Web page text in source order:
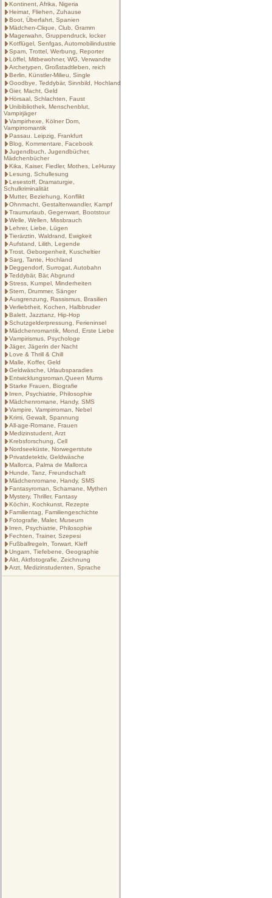
Kontinent, Afrika, Nigeria
Heimat, Fliehen, Zuhause
Boot, Überfahrt, Spanien
Mädchen-Clique, Club, Gramm
Magerwahn, Gruppendruck, locker
Kotflügel, Senfgas, Automobilindustrie
Spam, Trottel, Werbung, Reporter
Löffel, Mitbewohner, WG, Verwandte
Archetypen, Großstadtleben, reich
Berlin, Künstler-Milieu, Single
Goodbye, Teddybär, Sinnbild, Hochland
Gier, Macht, Geld
Hörsaal, Schlachten, Faust
Unibibliothek, Menschenblut,
Vampirjäger
Vampirhexe, Kölner Dom,
Vampirromantik
Passau. Leipzig, Frankfurt
Blog, Kommentare, Facebook
Jugendbuch, Jugendbücher,
Mädchenbücher
Kika, Kaiser, Fiedler, Mothes, LeHuray
Lesung, Schullesung
Lesestoff, Dramaturgie,
Schulkriminalität
Mutter, Beziehung, Konflikt
Ohnmacht, Gestaltenwandler, Kampf
Traumurlaub, Gegenwart, Bootstour
Welle, Wellen, Missbrauch
Lehrer, Liebe, Lügen
Tierärztin, Waldrand, Ewigkeit
Aufstand, Lilith, Legende
Trost, Geborgenheit, Kuscheltier
Sarg, Tante, Hochland
Deggendorf, Surrogat, Autobahn
Teddybär, Bär, Abgrund
Stress, Kumpel, Minderheiten
Stern, Drummer, Sänger
Ausgrenzung, Rassismus, Brasilien
Verliebtheit, Kochen, Halbbruder
Balett, Jazztanz, Hip-Hop
Schutzgelderpressung, Ferieninsel
Mädchenromantik, Mond, Erste Liebe
Vampirismus, Psychologe
Jäger, Jägerin der Nacht
Love & Thrill & Chill
Malle, Koffer, Geld
Geldwäsche, Urlaubsparadies
Entwicklungsroman,Queen Mums
Starke Frauen, Biografie
Irren, Psychiatrie, Philosophie
Mädchenromane, Handy, SMS
Vampire, Vampirroman, Nebel
Krimi, Gewalt, Spannung
All-age-Romane, Frauen
Medizinstudent, Arzt
Krebsforschung, Cell
Nordseeküste, Norwegerstute
Privatdetektiv, Geldwäsche
Mallorca, Palma de Mallorca
Hunde, Tanz, Freundschaft
Mädchenromane, Handy, SMS
Fantasyroman, Schamane, Mythen
Mystery, Thriller, Fantasy
Köchin, Kochkunst, Rezepte
Familientag, Familiengeschichte
Fotografie, Maler, Museum
Irren, Psychiatrie, Philosophie
Fechten, Trainer, Szepesi
Fußballregeln, Torwart, Kleff
Ungarn, Tiefebene, Geographie
Akt, Aktfotografie, Zeichnung
Arzt, Medizinstudenten, Sprache